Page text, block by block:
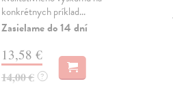
konkrétnych príklad...
Zasielame do 14 dní
13,58 €
14,00 € ?